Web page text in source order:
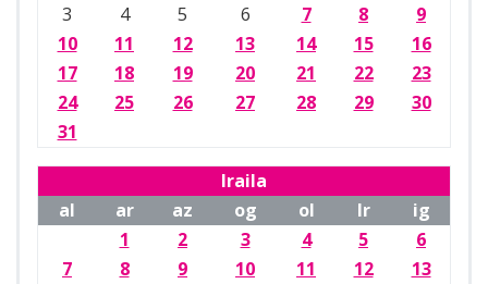
3
4 5 6 7 8
9
10
11 12 13 14 15
16
17
18 19 20 21 22
23
24
25 26 27 28 29
30
31
Iraila
al
ar az og ol lr
ig
1
2 3 4 5
6
7
8 9 10 11 12
13